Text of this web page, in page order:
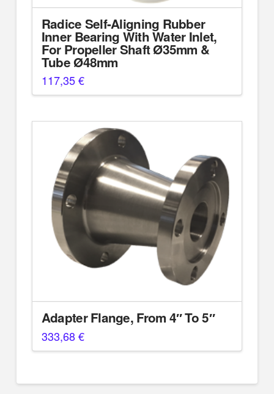
Radice Self-Aligning Rubber
Inner Bearing With Water Inlet,
For Propeller Shaft Ø35mm &
Tube Ø48mm
117,35€
Adapter Flange, From 4″ To 5″
333,68€